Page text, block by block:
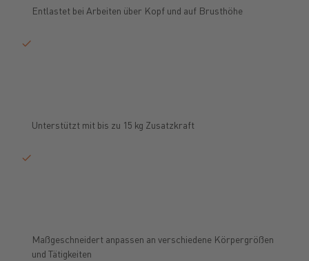
Entlastet bei Arbeiten über Kopf und auf Brusthöhe
Unterstützt mit bis zu 15 kg Zusatzkraft
Maßgeschneidert anpassen an verschiedene Körpergrößen
und Tätigkeiten